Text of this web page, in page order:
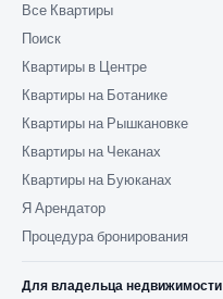
Все Квартиры
Поиск
Квартиры в Центре
Квартиры на Ботанике
Квартиры на Рышкановке
Квартиры на Чеканах
Квартиры на Буюканах
Я Арендатор
Процедура бронирования
Для владельца недвижимости